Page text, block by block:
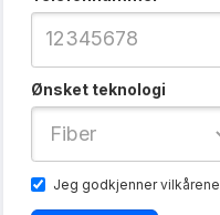
Ønsket teknologi
Jeg godkjennervilkårene